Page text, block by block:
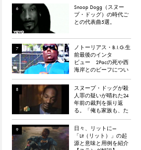
Snoop Dogg（スヌー
プ・ドッグ）の時代ご
との代表曲5選。
ノトーリアス・B.I.G.生
前最後のインタ
ビュー 2Pacの死や西
海岸とのビーフについ
スヌープ・ドッグが殺
人罪の疑いが晴れた24
年前の裁判を振り返
る。「俺も家族も、た
だ祈った」
日々、リットに—
「Lit（リット）」の起
源と意味と用例を紹介